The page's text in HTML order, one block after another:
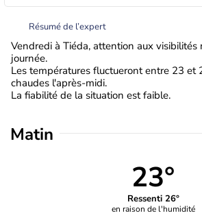
Résumé de l’expert
Vendredi à Tiéda, attention aux
journée.
Les températures fluctueront entre 23 et
chaudes l'après-midi.
La fiabilité de la situation est faible.
Matin
23°
Ressenti 26°
en raison de l'humidité